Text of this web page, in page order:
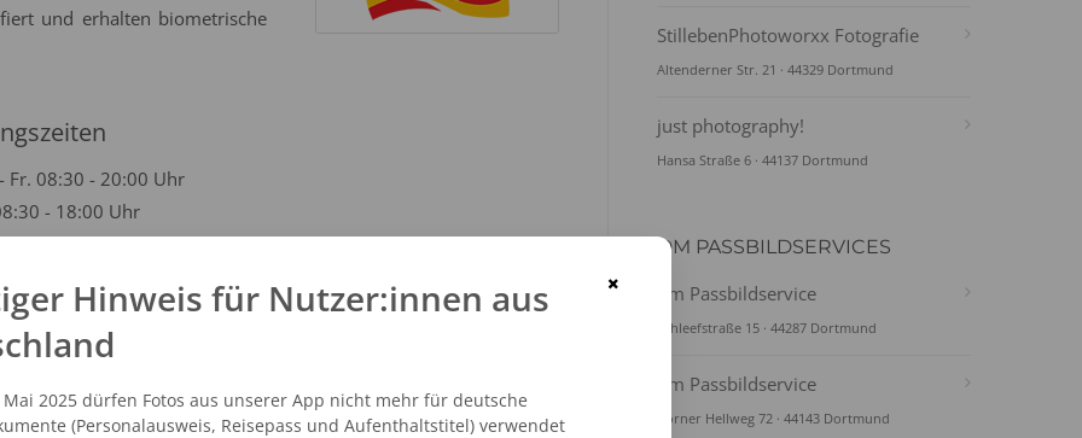
und erhalten biometrische
Fr. 08:30 - 20:00 Uhr
- 18:00 Uhr
- 1765085
StillebenPhotoworxx Fotografie
Altenderner Str. 21 · 44329 Dortmund
just photography!
Hansa Straße 6 · 44137 Dortmund
DM PASSBILDSERVICES
dm Passbildservice
Schleefstraße 15 · 44287 Dortmund
dm Passbildservice
Körner Hellweg 72 · 44143 Dortmund
×
Hinweis für Nutzer:innen aus
Mai 2025 dürfen Fotos aus unserer App nicht mehr für deutsche
(Personalausweis, Reisepass und Aufenthaltstitel) verwendet